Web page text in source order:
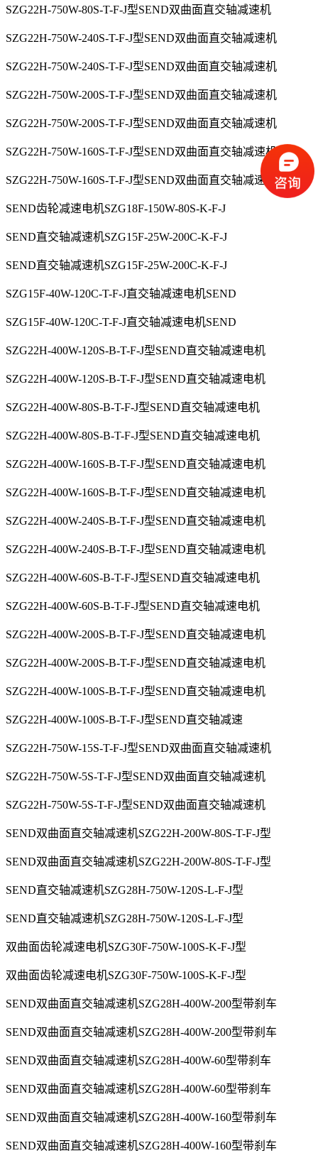
SZG22H-750W-80S-T-F-J型SEND双曲面直交轴减速机
SZG22H-750W-240S-T-F-J型SEND双曲面直交轴减速机
SZG22H-750W-240S-T-F-J型SEND双曲面直交轴减速机
SZG22H-750W-200S-T-F-J型SEND双曲面直交轴减速机
SZG22H-750W-200S-T-F-J型SEND双曲面直交轴减速机
SZG22H-750W-160S-T-F-J型SEND双曲面直交轴减速机
SZG22H-750W-160S-T-F-J型SEND双曲面直交轴减速机
SEND齿轮减速电机SZG18F-150W-80S-K-F-J
SEND直交轴减速机SZG15F-25W-200C-K-F-J
SEND直交轴减速机SZG15F-25W-200C-K-F-J
SZG15F-40W-120C-T-F-J直交轴减速电机SEND
SZG15F-40W-120C-T-F-J直交轴减速电机SEND
SZG22H-400W-120S-B-T-F-J型SEND直交轴减速电机
SZG22H-400W-120S-B-T-F-J型SEND直交轴减速电机
SZG22H-400W-80S-B-T-F-J型SEND直交轴减速电机
SZG22H-400W-80S-B-T-F-J型SEND直交轴减速电机
SZG22H-400W-160S-B-T-F-J型SEND直交轴减速电机
SZG22H-400W-160S-B-T-F-J型SEND直交轴减速电机
SZG22H-400W-240S-B-T-F-J型SEND直交轴减速电机
SZG22H-400W-240S-B-T-F-J型SEND直交轴减速电机
SZG22H-400W-60S-B-T-F-J型SEND直交轴减速电机
SZG22H-400W-60S-B-T-F-J型SEND直交轴减速电机
SZG22H-400W-200S-B-T-F-J型SEND直交轴减速电机
SZG22H-400W-200S-B-T-F-J型SEND直交轴减速电机
SZG22H-400W-100S-B-T-F-J型SEND直交轴减速电机
SZG22H-400W-100S-B-T-F-J型SEND直交轴减速
SZG22H-750W-15S-T-F-J型SEND双曲面直交轴减速机
SZG22H-750W-5S-T-F-J型SEND双曲面直交轴减速机
SZG22H-750W-5S-T-F-J型SEND双曲面直交轴减速机
SEND双曲面直交轴减速机SZG22H-200W-80S-T-F-J型
SEND双曲面直交轴减速机SZG22H-200W-80S-T-F-J型
SEND直交轴减速机SZG28H-750W-120S-L-F-J型
SEND直交轴减速机SZG28H-750W-120S-L-F-J型
双曲面齿轮减速电机SZG30F-750W-100S-K-F-J型
双曲面齿轮减速电机SZG30F-750W-100S-K-F-J型
SEND双曲面直交轴减速机SZG28H-400W-200型带刹车
SEND双曲面直交轴减速机SZG28H-400W-200型带刹车
SEND双曲面直交轴减速机SZG28H-400W-60型带刹车
SEND双曲面直交轴减速机SZG28H-400W-60型带刹车
SEND双曲面直交轴减速机SZG28H-400W-160型带刹车
SEND双曲面直交轴减速机SZG28H-400W-160型带刹车